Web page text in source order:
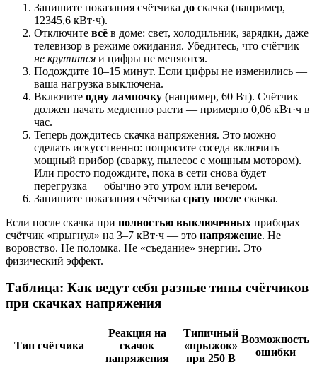
Запишите показания счётчика до скачка (например,
12345,6 кВт·ч).
Отключите всё в доме: свет, холодильник, зарядки, даже
телевизор в режиме ожидания. Убедитесь, что счётчик
не крутится и цифры не меняются.
Подождите 10–15 минут. Если цифры не изменились —
ваша нагрузка выключена.
Включите одну лампочку (например, 60 Вт). Счётчик
должен начать медленно расти — примерно 0,06 кВт·ч в
час.
Теперь дождитесь скачка напряжения. Это можно
сделать искусственно: попросите соседа включить
мощный прибор (сварку, пылесос с мощным мотором).
Или просто подождите, пока в сети снова будет
перегрузка — обычно это утром или вечером.
Запишите показания счётчика сразу после скачка.
Если после скачка при полностью выключенных приборах
счётчик «прыгнул» на 3–7 кВт·ч — это напряжение. Не
воровство. Не поломка. Не «съедание» энергии. Это
физический эффект.
Таблица: Как ведут себя разные типы счётчиков
при скачках напряжения
Тип счётчика
Реакция на
скачок
напряжения
Типичный
«прыжок»
при 250 В
Возможность
ошибки